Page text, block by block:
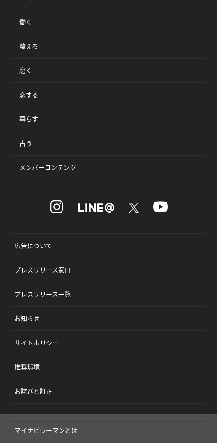
働く
整える
磨く
恋する
暮らす
占う
メンバーコンテンツ
広告について
プレスリリース窓口
プレスリリース一覧
お知らせ
サイトポリシー
推奨環境
お詫びと訂正
マイナビウーマンとは